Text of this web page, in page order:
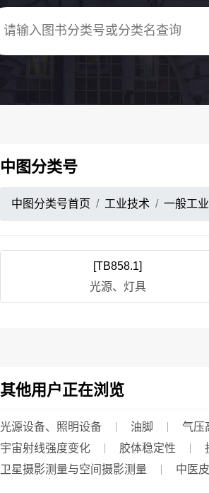
中图分类号
中图分类号首页 工业技术 一般工
[TB858.1]
光源、灯具
其他用户正在浏览
光源设备、照明设备 油脚 气压
宇宙射线强度变化
胶体稳定性
卫星摄影测量与空间摄影测量
中医